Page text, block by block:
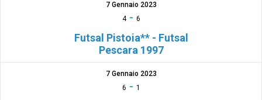
7 Gennaio 2023
4- 6
Futsal Pistoia** - Futsal
Pescara 1997
7 Gennaio 2023
6 - 1